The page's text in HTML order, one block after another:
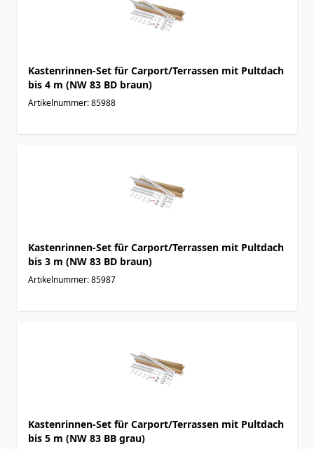
Kastenrinnen-Set für Carport/Terrassen mit Pultdach
bis 4 m (NW 83 BD braun)
Artikelnummer: 85988
Kastenrinnen-Set für Carport/Terrassen mit Pultdach
bis 3 m (NW 83 BD braun)
Artikelnummer: 85987
Kastenrinnen-Set für Carport/Terrassen mit Pultdach
bis 5 m (NW 83 BB grau)